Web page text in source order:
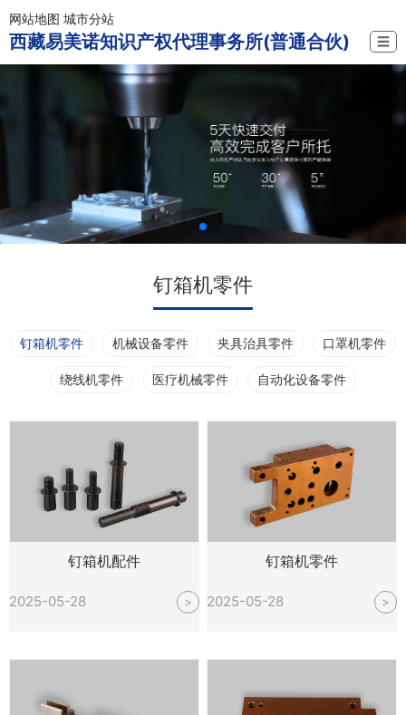
网站地图 城市分站
西藏易美诺知识产权代理事务所(普通合伙) ☰
钉箱机零件
钉箱机零件 机械设备零件 夹具治具零件 口罩机零件
绕线机零件 医疗机械零件 自动化设备零件
钉箱机配件
2025-05-28 >
钉箱机零件
2025-05-28 >